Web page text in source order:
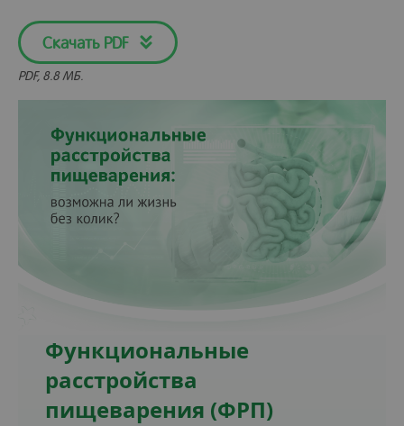
Скачать PDF
PDF, 8.8 МБ.
Функциональные
расстройства
пищеварения (ФРП)